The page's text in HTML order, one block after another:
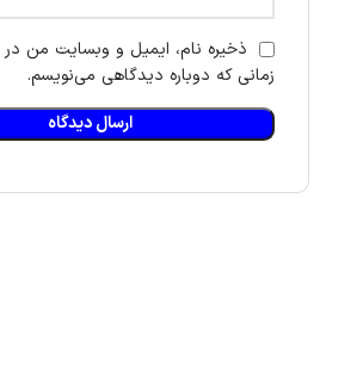
ذخیره نام، ایمیل و وبسایت من در
زمانی که دوباره دیدگاهی می‌نویسم.